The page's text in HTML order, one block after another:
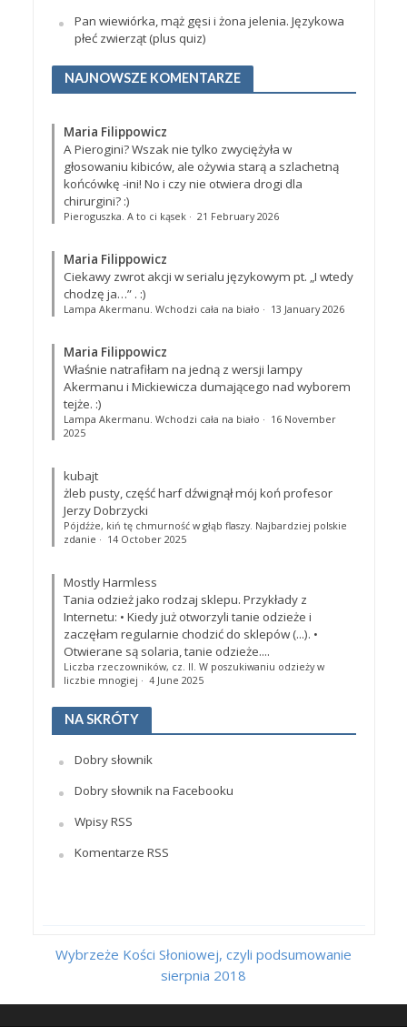
Pan wiewiórka, mąż gęsi i żona jelenia. Językowa
płeć zwierząt (plus quiz)
NAJNOWSZE KOMENTARZE
Maria Filippowicz
A Pierogini? Wszak nie tylko zwyciężyła w
głosowaniu kibiców, ale ożywia starą a szlachetną
końcówkę -ini! No i czy nie otwiera drogi dla
chirurgini? :)
Pieroguszka. A to ci kąsek· 21 February 2026
Maria Filippowicz
Ciekawy zwrot akcji w serialu językowym pt. „I wtedy
chodzę ja…”. :)
Lampa Akermanu. Wchodzi cała na biało · 13 January 2026
Maria Filippowicz
Właśnie natrafiłam na jedną z wersji lampy
Akermanu i Mickiewicza dumającego nad wyborem
tejże. :)
Lampa Akermanu. Wchodzi cała na biało · 16 November
2025
kubajt
żleb pusty, część harf dźwignął mój koń profesor
Jerzy Dobrzycki
Pójdźże, kiń tę chmurność w głąb flaszy. Najbardziej polskie
zdanie · 14 October 2025
Mostly Harmless
Tania odzież jako rodzaj sklepu. Przykłady z
Internetu: • Kiedy już otworzyli tanie odzieże i
zaczęłam regularnie chodzić do sklepów (...). •
Otwierane są solaria, tanie odzieże....
Liczba rzeczowników, cz. II. W poszukiwaniu odzieży w
liczbie mnogiej · 4 June 2025
NA SKRÓTY
Dobry słownik
Dobry słownik na Facebooku
Wpisy RSS
Komentarze RSS
Wybrzeże Kości Słoniowej, czyli podsumowanie
sierpnia 2018